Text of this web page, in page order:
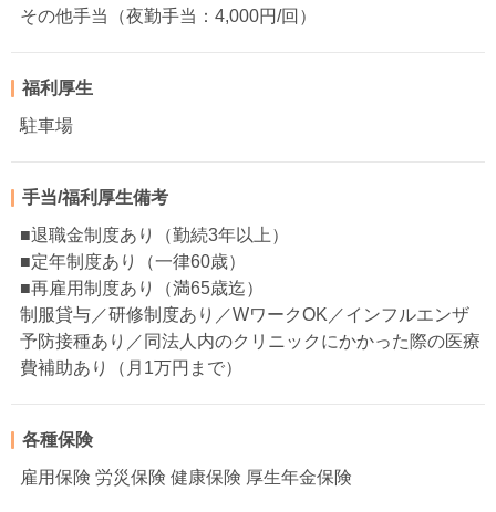
その他手当（夜勤手当：4,000円/回）
福利厚生
駐車場
手当/福利厚生備考
■退職金制度あり（勤続3年以上）
■定年制度あり（一律60歳）
■再雇用制度あり（満65歳迄）
制服貸与／研修制度あり／WワークOK／インフルエンザ
予防接種あり／同法人内のクリニックにかかった際の医療
費補助あり（月1万円まで）
各種保険
雇用保険 労災保険 健康保険 厚生年金保険